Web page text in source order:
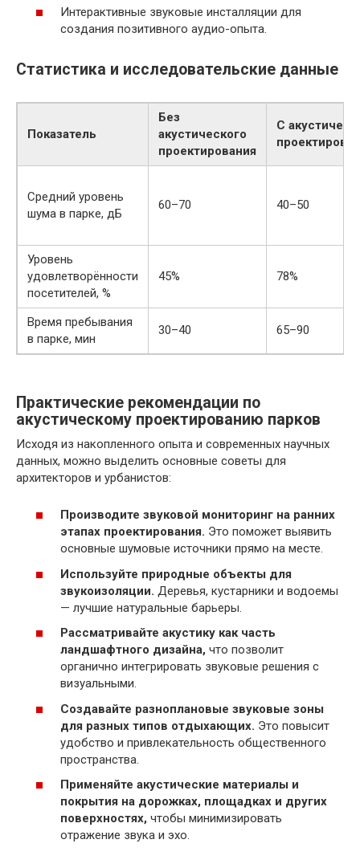
Интерактивные звуковые инсталляции для
создания позитивного аудио-опыта.
Статистика и исследовательские данные
Показатель
Без
акустического
проектирования
С
Средний уровень
шума в парке, дБ
60–70 40–50
Уровень
удовлетворённости
посетителей, %
45% 78%
Время пребывания
в парке, мин
30–40 65–90
Практические рекомендации по
акустическому проектированию парков
Исходя из накопленного опыта и современных научных
данных, можно выделить основные советы для
архитекторов и урбанистов:
Производите звуковой мониторинг на ранних
этапах проектирования. Это поможет выявить
основные шумовые источники прямо на месте.
Используйте природные объекты для
звукоизоляции. Деревья, кустарники и водоемы
— лучшие натуральные барьеры.
Рассматривайте акустику как часть
ландшафтного дизайна, что позволит
органично интегрировать звуковые решения с
визуальными.
Создавайте разноплановые звуковые зоны
для разных типов отдыхающих. Это повысит
удобство и привлекательность общественного
пространства.
Применяйте акустические материалы и
покрытия на дорожках, площадках и других
поверхностях, чтобы минимизировать
отражение звука и эхо.